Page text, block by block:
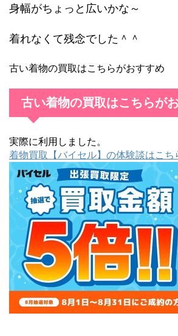
身幅がちょっと広いかな～
着れなくて残念でした＾＾
古い着物の買取はこちらがおすすめ
古い着物の買取はこちらが
実際に利用しました。
着物買取【バイセル】の体験談はこち